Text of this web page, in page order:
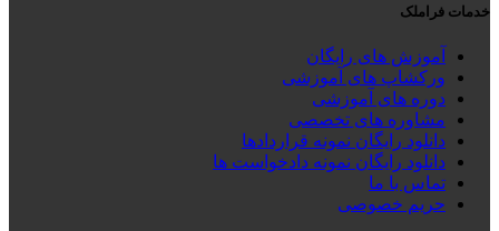
خدمات فراملک
آموزش های رایگان
ورکشاپ های آموزشی
دوره های آموزشی
مشاوره های تخصصی
دانلود رایگان نمونه قراردادها
دانلود رایگان نمونه دادخواست ها
تماس با ما
حریم خصوصی